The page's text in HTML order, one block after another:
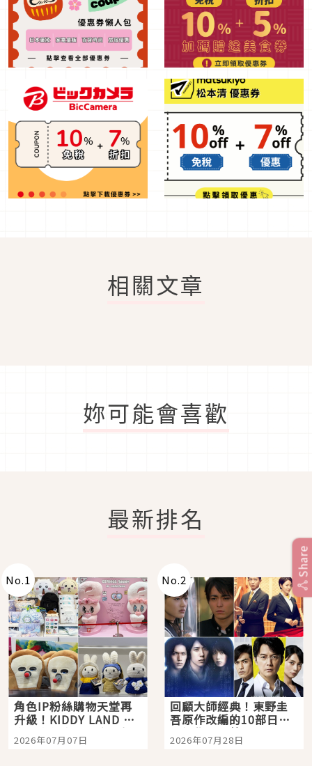
相關文章
妳可能會喜歡
最新排名
No.1
角色IP粉絲購物天堂再
升級！KIDDY LAND 原
宿店吉伊卡哇迎客，新
開幕 OMOKADO 店3分
2026年07月07日
No.2
回顧大師經典！東野圭
吾原作改編的10部日本
影視作品推薦
2026年07月28日
Share